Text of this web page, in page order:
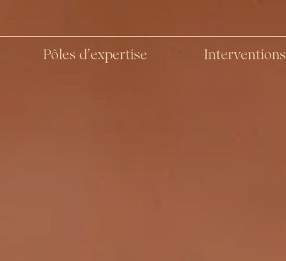
Pôles d’expertise Interventions